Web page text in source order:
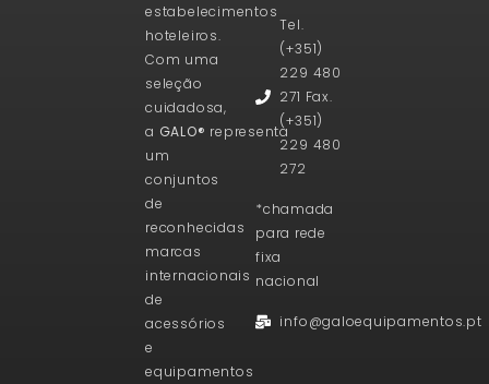
estabelecimentos
hoteleiros.
Com uma
seleção
cuidadosa,
a GALO® representa
um
conjuntos
de
reconhecidas
marcas
internacionais
de
acessórios
e
equipamentos
Tel.
(+351)
229 480
271 Fax.
(+351)
229 480
272
*chamada
para rede
fixa
nacional
info@galoequipamentos.pt